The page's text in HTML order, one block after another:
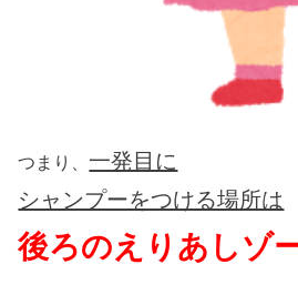
つまり、 一発目に
シャンプーをつける場所は
後ろのえりあしゾ